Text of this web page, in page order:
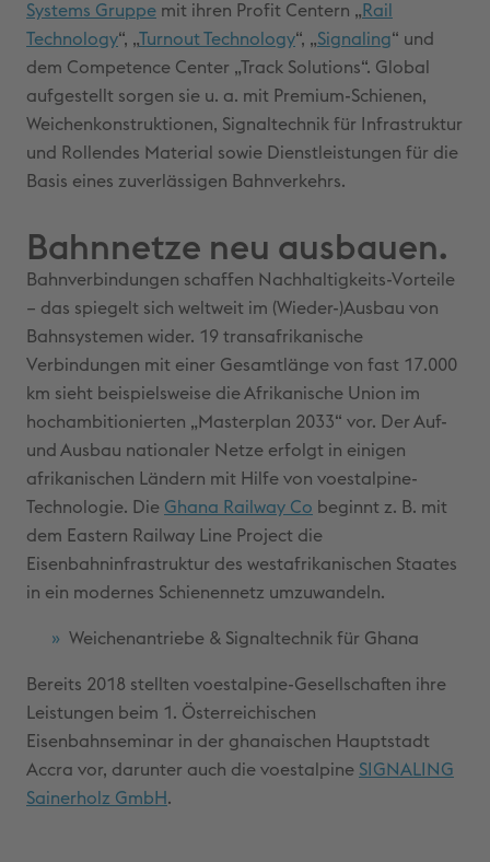
Systems Gruppe mit ihren Profit Centern „ Rail
Technology“, „Turnout Technology“, „Signaling“ und
dem Competence Center „Track Solutions“. Global
aufgestellt sorgen sie u. a. mit Premium-Schienen,
Weichenkonstruktionen, Signaltechnik für Infrastruktur
und Rollendes Material sowie Dienstleistungen für die
Basis eines zuverlässigen Bahnverkehrs.
Bahnnetze neu ausbauen.
Bahnverbindungen schaffen Nachhaltigkeits-Vorteile
– das spiegelt sich weltweit im (Wieder-)Ausbau von
Bahnsystemen wider. 19 transafrikanische
Verbindungen mit einer Gesamtlänge von fast 17.000
km sieht beispielsweise die Afrikanische Union im
hochambitionierten „Masterplan 2033“ vor. Der Auf-
und Ausbau nationaler Netze erfolgt in einigen
afrikanischen Ländern mit Hilfe von voestalpine-
Technologie. Die Ghana Railway Co beginnt z. B. mit
dem Eastern Railway Line Project die
Eisenbahninfrastruktur des westafrikanischen Staates
in ein modernes Schienennetz umzuwandeln.
Weichenantriebe & Signaltechnik für Ghana
Bereits 2018 stellten voestalpine-Gesellschaften ihre
Leistungen beim 1. Österreichischen
Eisenbahnseminar in der ghanaischen Hauptstadt
Accra vor, darunter auch die voestalpine SIGNALING
Sainerholz GmbH .